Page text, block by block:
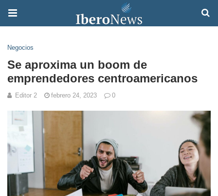
Negocios
Se aproxima un boom de
emprendedores centroamericanos
Editor 2 febrero 24, 2023 0